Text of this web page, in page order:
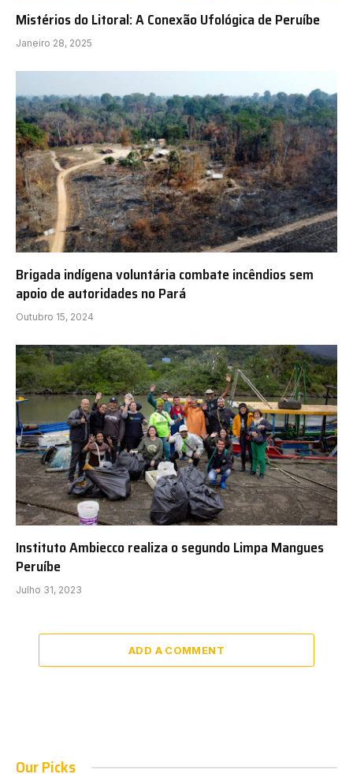
Mistérios do Litoral: A Conexão Ufológica de Peruíbe
Janeiro 28, 2025
Brigada indígena voluntária combate incêndios sem
apoio de autoridades no Pará
Outubro 15, 2024
Instituto Ambiecco realiza o segundo Limpa Mangues
Peruíbe
Julho 31, 2023
ADD A COMMENT
Our Picks